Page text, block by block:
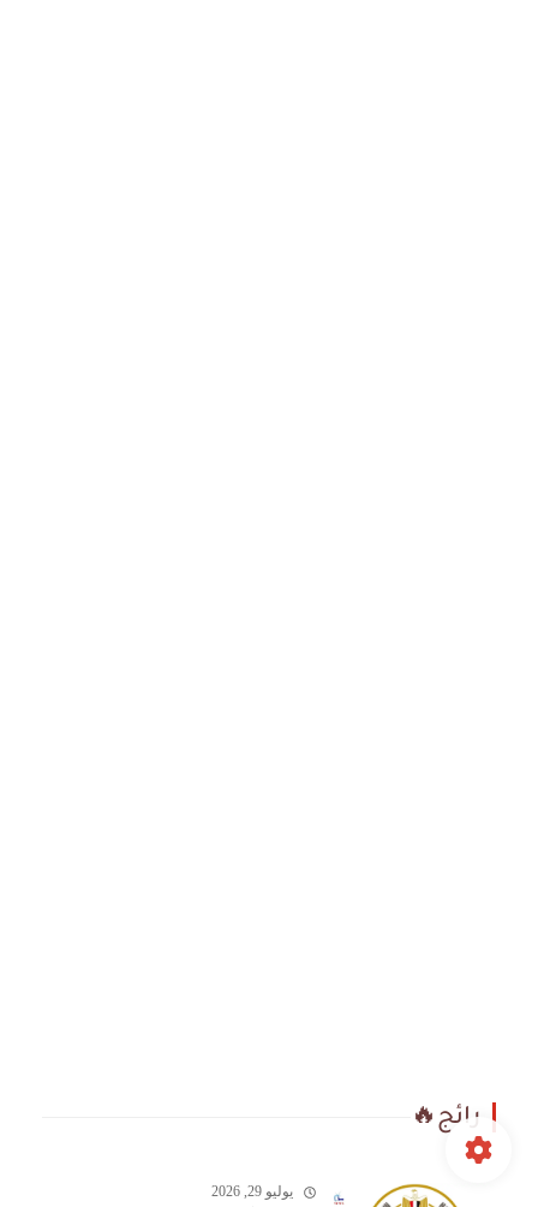
رائج🔥
يوليو 29, 2026